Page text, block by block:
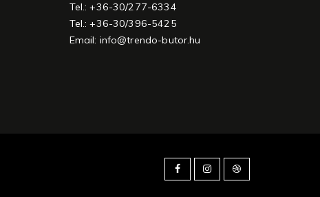
Tel.: +36-30/277-6334
Tel.: +36-30/396-5425
Email: info@trendo-butor.hu